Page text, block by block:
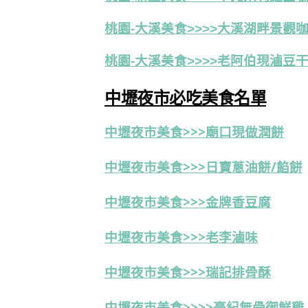
桃園-大溪美食>>>>大溪湖畔景觀
桃園-大溪美食>>>>老阿伯現滷豆干
中壢夜市必吃美食名單
中壢夜市美食>>>廟口現做潤餅
中壢夜市美食>>>日寶蔥油餅/餡餅
中壢夜市美食>>>金牌香豆腐
中壢夜市美食>>>老李滷味
中壢夜市美食>>>瑞記排骨酥